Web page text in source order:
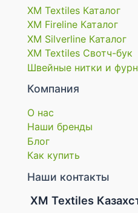
XM Textiles Каталог
XM Fireline Каталог
XM Silverline Каталог
XM Textiles Свотч-бук
Швейные нитки и
Компания
О нас
Наши бренды
Блог
Как купить
Наши контакты
XM Textiles